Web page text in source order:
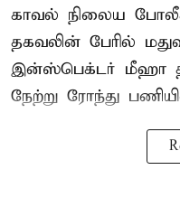
காவல் நிலைய
தகவலின் பேரில்
இன்ஸ்பெக்டர் மீஹா
நேற்று ரோந்து